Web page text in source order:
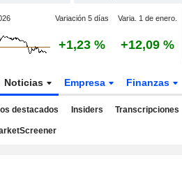
Variación 5 días Varia. 1 de enero.
+1,23 % +12,09 %
Noticias Empresa Finanzas
destacados Insiders Transcripciones